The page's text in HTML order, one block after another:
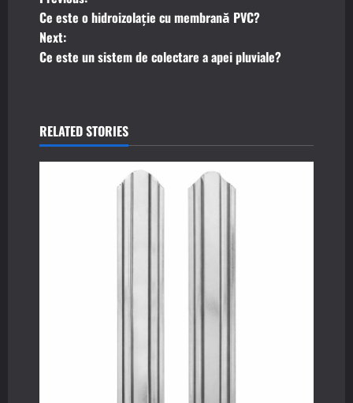
o
s
n
a
Ce este o hidroizolație cu membrană PVC?
Next:
Ce este un sistem de colectare a apei pluviale?
RELATED STORIES